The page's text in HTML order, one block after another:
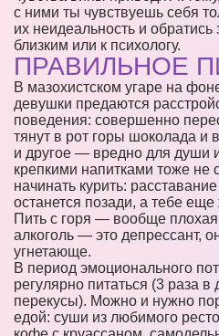
с ними ты чувствуешь себя
их неидеальность и
близким или к психологу.
ПРАВИЛЬНОЕ
В мазохистском угаре на
девушки предаются
поведения: совершенно
тянут в рот горы шоколада и
и другое — вредно для души
крепкими напитками тоже не
начинать курить:
останется позади, а тебе еще
Пить с горя — вообще
алкоголь — это депрессант,
угнетающе.
В период эмоционального
регулярно питаться (3 раза
перекусы). Можно и нужно
едой: суши из любимого